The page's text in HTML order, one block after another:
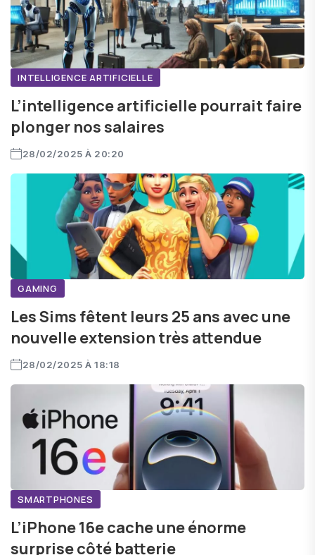
INTELLIGENCE ARTIFICIELLE
L’intelligence artificielle pourrait faire
plonger nos salaires
28/02/2025 À 20:20
GAMING
Les Sims fêtent leurs 25 ans avec une
nouvelle extension très attendue
28/02/2025 À 18:18
SMARTPHONES
L’iPhone 16e cache une énorme
surprise côté batterie